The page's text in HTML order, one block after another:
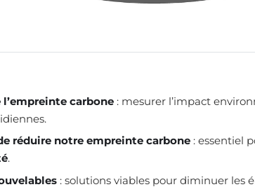
carbone : mesurer l’impact
réduire notre empreinte carbone : essentiel
.
: solutions viables pour diminuer les